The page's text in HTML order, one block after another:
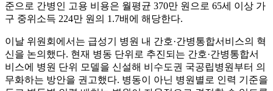
준으로 간병인 고용 비용은 월평균 370만 원으로 65세 이상 가
구 중위소득 224만 원의 1.7배에 해당한다.
이날 위원회에서는 급성기 병원 내 간호·간병통합서비스의 혁
신을 논의했다. 현재 병동 단위로 추진되는 간호·간병통합서
비스에 병원 단위 모델을 신설해 비수도권 국공립병원부터 의
무화하는 방안을 권고했다. 병동이 아닌 병원별로 인력 기준을